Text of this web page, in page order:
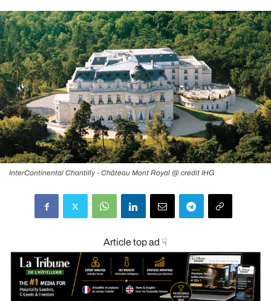
InterContinental Chantilly - Château Mont Royal @ credit IHG
Article top ad ☟